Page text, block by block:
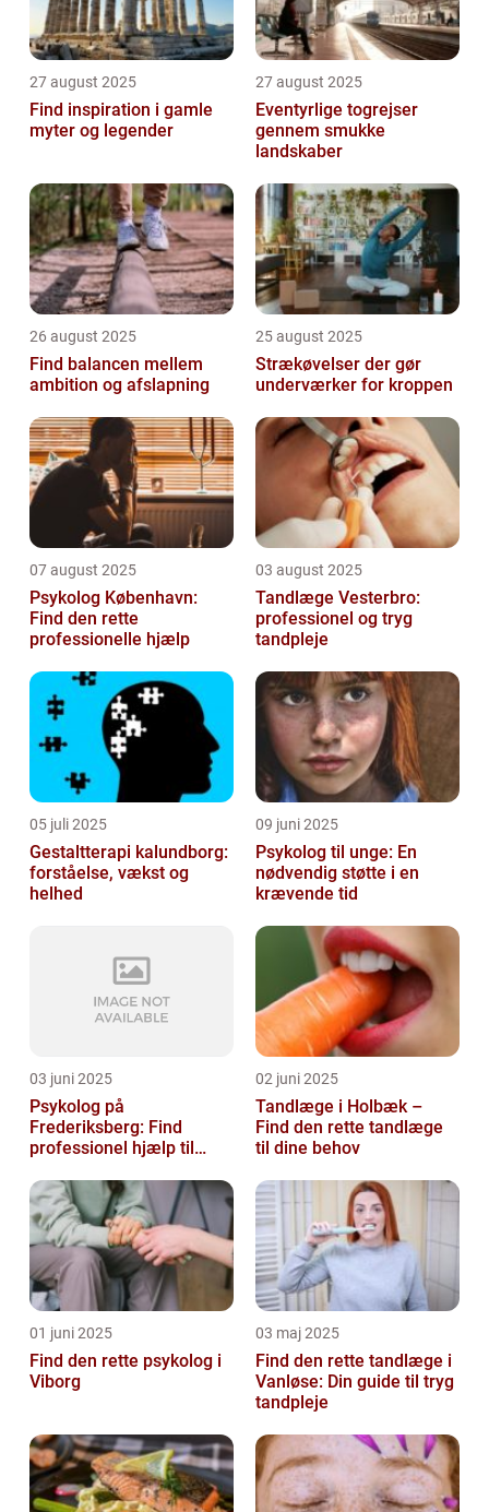
27 august 2025
Find inspiration i gamle
myter og legender
27 august 2025
Eventyrlige togrejser
gennem smukke
landskaber
26 august 2025
Find balancen mellem
ambition og afslapning
25 august 2025
Strækøvelser der gør
underværker for kroppen
07 august 2025
Psykolog København:
Find den rette
professionelle hjælp
03 august 2025
Tandlæge Vesterbro:
professionel og tryg
tandpleje
05 juli 2025
Gestaltterapi kalundborg:
forståelse, vækst og
helhed
09 juni 2025
Psykolog til unge: En
nødvendig støtte i en
krævende tid
03 juni 2025
Psykolog på
Frederiksberg: Find
professionel hjælp til
02 juni 2025
Tandlæge i Holbæk –
Find den rette tandlæge
til dine behov
01 juni 2025
Find den rette psykolog i
Viborg
03 maj 2025
Find den rette tandlæge i
Vanløse: Din guide til tryg
tandpleje